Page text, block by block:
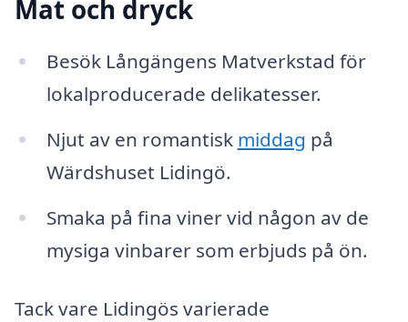
Mat och dryck
Besök Långängens Matverkstad för
lokalproducerade delikatesser.
Njut av en romantisk middag på
Wärdshuset Lidingö.
Smaka på fina viner vid någon av de
mysiga vinbarer som erbjuds på ön.
Tack vare Lidingös varierade